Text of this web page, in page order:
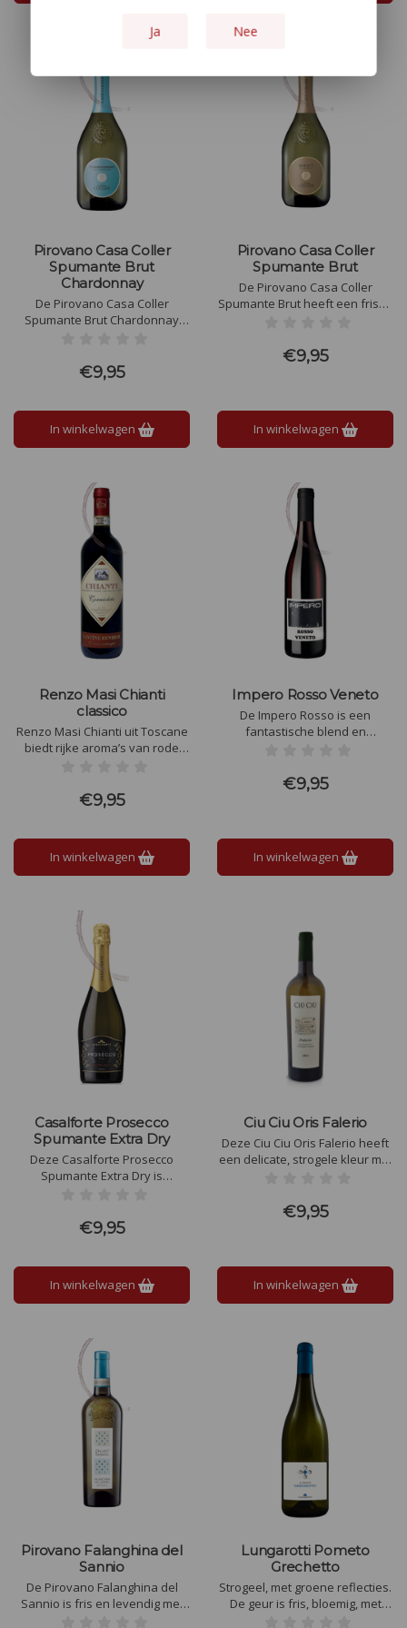
Pirovano Casa Coller
Spumante Brut
Chardonnay
De Pirovano Casa Coller
Spumante Brut Chardonnay
appel, citrus en perzik. De fijne
mousse zorgt voor een
subtiel amandelachtig is.
€9,95
In winkelwagen
Pirovano Casa Coller
Spumante Brut
De Pirovano Casa Coller
Spumante Brut heeft een frisse
groene appel, citrus en perzik
balanceren met een subtiele
€9,95
In winkelwagen
Renzo Masi Chianti
classico
Renzo Masi Chianti uit Toscane
biedt rijke aroma’s van rode
in Slavonische eikenhouten
vaten, heeft zachte tannines en
kazen.
€9,95
In winkelwagen
Impero Rosso Veneto
De Impero Rosso is een
fantastische blend en
Rondinella en deze zorgen er
samen voor dat dit een
€9,95
In winkelwagen
Casalforte Prosecco
Spumante Extra Dry
Deze Casalforte Prosecco
Spumante Extra Dry is
Casalforte Prosecco is een
frisse en fluweelzachte Extra
€9,95
In winkelwagen
Ciu Ciu Oris Falerio
Deze Ciu Ciu Oris Falerio heeft
een delicate, strogele kleur met
benadrukken. Het boeket is
zoet met een fruitige en witte
€9,95
In winkelwagen
Pirovano Falanghina del
Sannio
De Pirovano Falanghina del
Sannio is fris en levendig met
Lungarotti Pometo
Grechetto
Strogeel, met groene reflecties.
De geur is fris, bloemig, met
Ja Nee